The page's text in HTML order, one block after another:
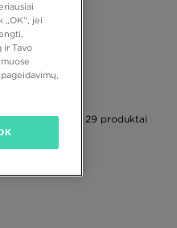
29 produktai
„OK“, jei
ir Tavo